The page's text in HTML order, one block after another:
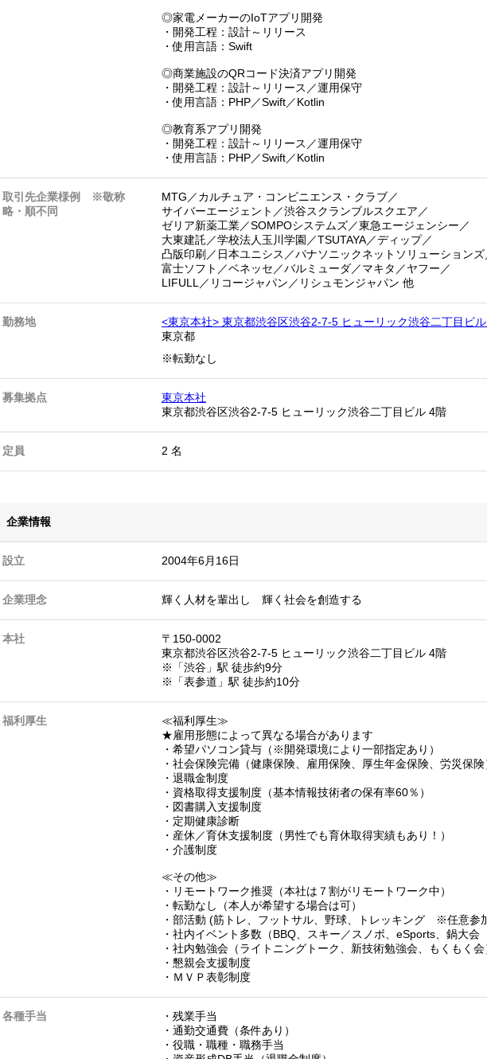
◎家電メーカーのIoTアプリ開発
・開発工程：設計～リリース
・使用言語：Swift
◎商業施設のQRコード決済アプリ開発
・開発工程：設計～リリース／運用保守
・使用言語：PHP／Swift／Kotlin
◎教育系アプリ開発
・開発工程：設計～リリース／運用保守
・使用言語：PHP／Swift／Kotlin
取引先企業様例 ※敬称
略・順不同
MTG／カルチュア・コンビニエンス・クラブ／
サイバーエージェント／渋谷スクランブルスクエア／
ゼリア新薬工業／SOMPOシステムズ／東急エージェンシー／
大東建託／学校法人玉川学園／TSUTAYA／ディップ／
凸版印刷／日本ユニシス／パナソニックネットソリューションズ
富士ソフト／ベネッセ／バルミューダ／マキタ／ヤフー／
LIFULL／リコージャパン／リシュモンジャパン 他
勤務地
<東京本社> 東京都渋谷区渋谷2-7-5 ヒューリック渋谷二丁目ビ
東京都
※転勤なし
募集拠点
東京本社
東京都渋谷区渋谷2-7-5 ヒューリック渋谷二丁目ビル 4階
定員 2 名
企業情報
設立 2004年6月16日
企業理念 輝く人材を輩出し 輝く社会を創造する
本社
〒150-0002
東京都渋谷区渋谷2-7-5 ヒューリック渋谷二丁目ビル 4階
※「渋谷」駅 徒歩約9分
※「表参道」駅 徒歩約10分
福利厚生
≪福利厚生≫
★雇用形態によって異なる場合があります
・希望パソコン貸与（※開発環境により一部指定あり）
・社会保険完備（健康保険、雇用保険、厚生年金保険、労災保険
・退職金制度
・資格取得支援制度（基本情報技術者の保有率60％）
・図書購入支援制度
・定期健康診断
・産休／育休支援制度（男性でも育休取得実績もあり！）
・介護制度
≪その他≫
・リモートワーク推奨（本社は７割がリモートワーク中）
・転勤なし（本人が希望する場合は可）
・部活動 (筋トレ、フットサル、野球、トレッキング ※任意参
・社内イベント多数（BBQ、スキー／スノボ、eSports、鍋大
・社内勉強会（ライトニングトーク、新技術勉強会、もくもく会
・懇親会支援制度
・ＭＶＰ表彰制度
各種手当
・残業手当
・通勤交通費（条件あり）
・役職・職種・職務手当